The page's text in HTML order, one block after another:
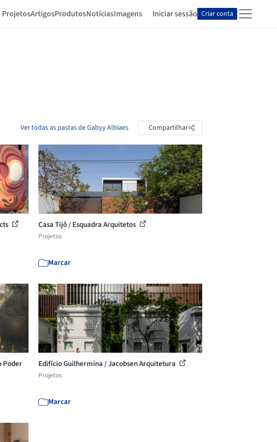
ProjetosArtigosProdutosNotíciasImagens Iniciar sessão Criar conta
Ver todas as pastas de Gabyy Albiaes Compartilhar
Casa Tijô / Esquadra Arquitetos
Projetos
Marcar
Poder Edifício Guilhermina / Jacobsen Arquitetura
Projetos
Marcar